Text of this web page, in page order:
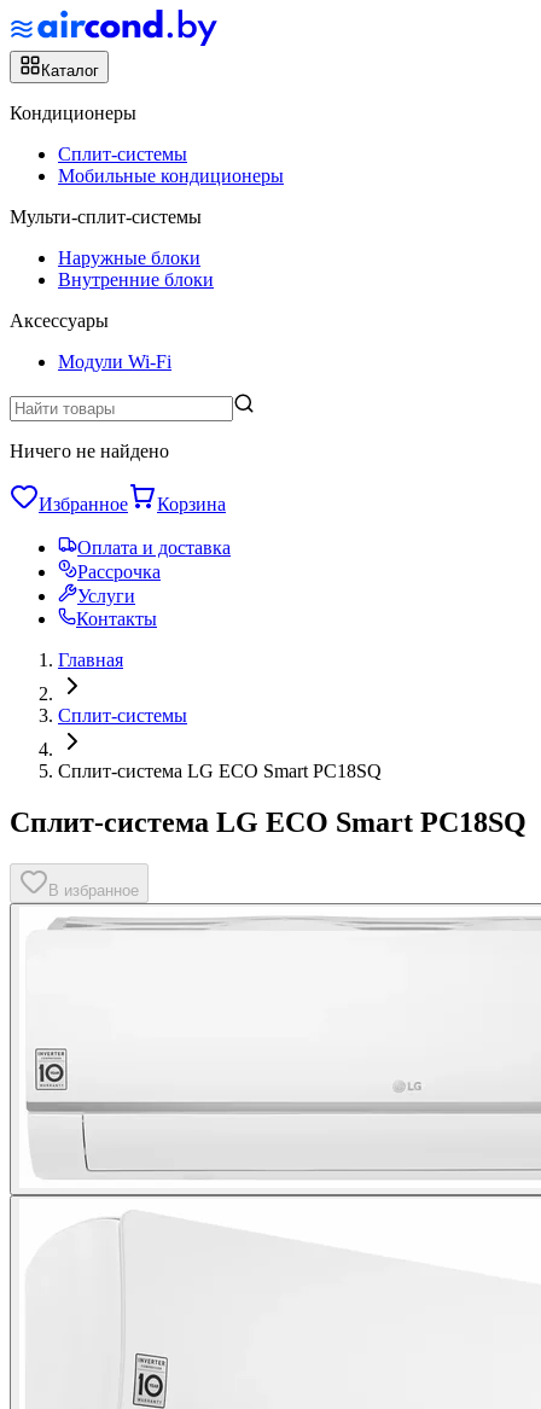
Каталог
Кондиционеры
Сплит-системы
Мобильные кондиционеры
Мульти-сплит-системы
Наружные блоки
Внутренние блоки
Аксессуары
Модули Wi-Fi
Ничего не найдено
Избранное Корзина
Оплата и доставка
Рассрочка
Услуги
Контакты
Главная
Сплит-системы
Сплит-система LG ECO Smart PC18SQ
Сплит-система LG ECO Smart PC18SQ
В избранное